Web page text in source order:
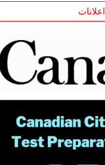
اعلانات